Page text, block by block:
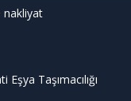
nakliyat
Eşya Taşımacılığı